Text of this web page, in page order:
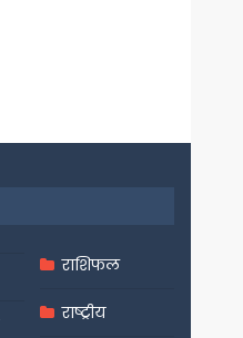
राशिफल
राष्ट्रीय